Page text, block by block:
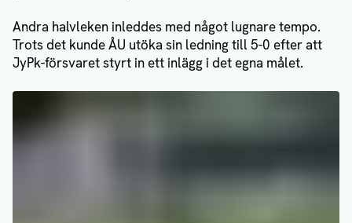
Andra halvleken inleddes med något lugnare tempo.
Trots det kunde ÅU utöka sin ledning till 5-0 efter att
JyPk-försvaret styrt in ett inlägg i det egna målet.